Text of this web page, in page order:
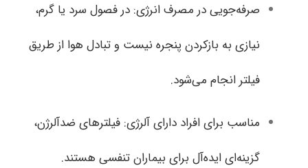
صرفه‌جویی در مصرف انرژی: در فصول سرد یا گرم،
نیازی به بازکردن پنجره نیست و تبادل هوا از طریق
فیلتر انجام می‌شود.
مناسب برای افراد دارای آلرژی: فیلترهای ضدآلرژن،
گزینه‌ای ایده‌آل برای بیماران تنفسی هستند.